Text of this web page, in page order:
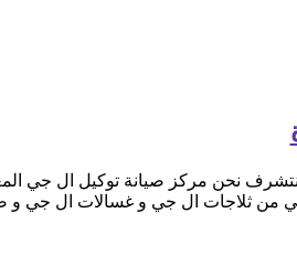
نحن مركز صيانة توكيل ال جي
جي من ثلاجات ال جي و غسالات ال جي و